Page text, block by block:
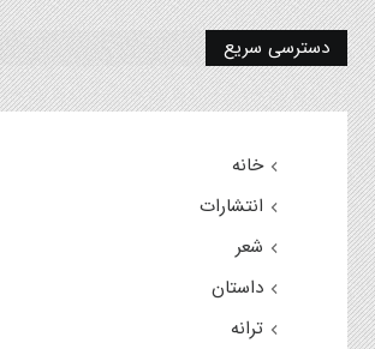
دسترسی سریع
خانه
انتشارات
شعر
داستان
ترانه